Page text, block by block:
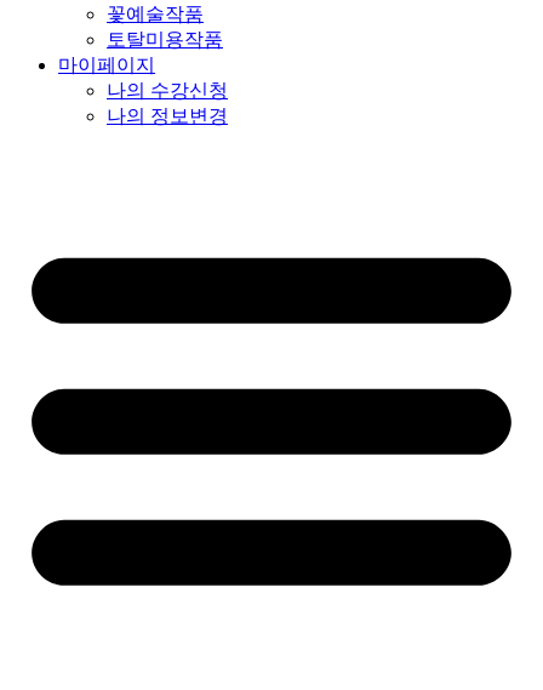
꽃예술작품
토탈미용작품
마이페이지
나의 수강신청
나의 정보변경